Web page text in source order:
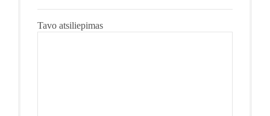
Tavo atsiliepimas